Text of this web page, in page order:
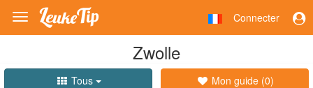
Toggle
navigation
Connecter
Zwolle
Tous Mon guide (0)